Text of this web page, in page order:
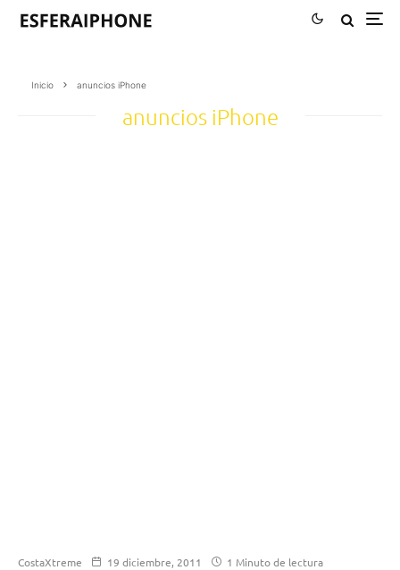
Inicio anuncios iPhone
anuncios iPhone
CostaXtreme 19 diciembre, 2011 1 Minuto de lectura